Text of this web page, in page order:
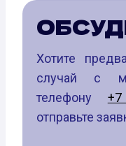
Хотите
случай с
телефону
отправьте